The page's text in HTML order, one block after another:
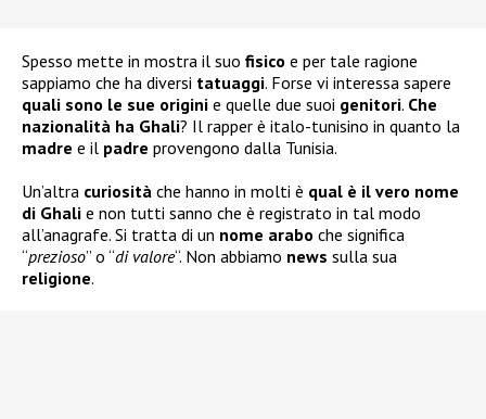
Spesso mette in mostra il suo fisico e per tale ragione
sappiamo che ha diversi tatuaggi. Forse vi interessa sapere
quali sono le sue origini e quelle due suoi genitori. Che
nazionalità ha Ghali? Il rapper è italo-tunisino in quanto la
madre e il padre provengono dalla Tunisia.
Un’altra curiosità che hanno in molti è qual è il vero nome
di Ghali e non tutti sanno che è registrato in tal modo
all’anagrafe. Si tratta di un nome arabo che significa
“prezioso” o “di valore“. Non abbiamo news sulla sua
religione.